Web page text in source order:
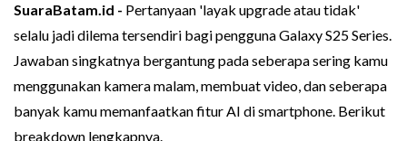
SuaraBatam.id - Pertanyaan 'layak upgrade atau tidak'
selalu jadi dilema tersendiri bagi pengguna Galaxy S25 Series.
Jawaban singkatnya bergantung pada seberapa sering kamu
menggunakan kamera malam, membuat video, dan seberapa
banyak kamu memanfaatkan fitur AI di smartphone. Berikut
breakdown lengkapnya.